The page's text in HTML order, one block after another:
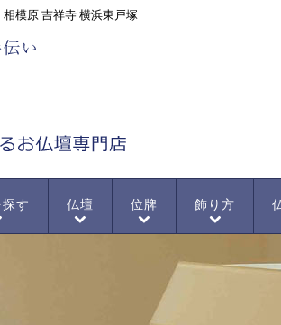
模原 吉祥寺 横浜東戸塚
す 仏壇 位牌 飾り方